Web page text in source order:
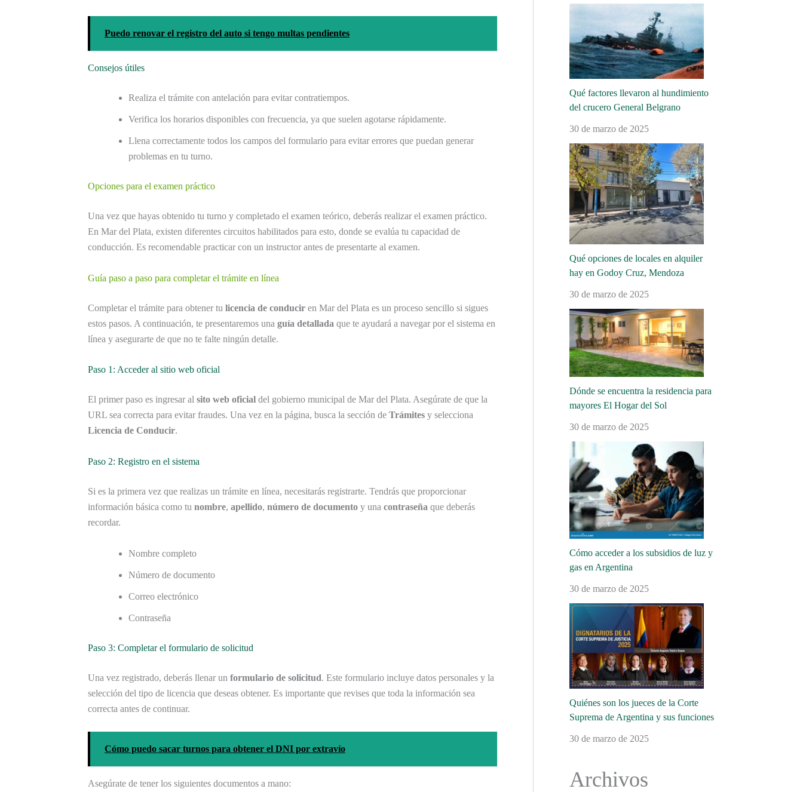
Puedo renovar el registro del auto si tengo multas pendientes
Consejos útiles
Realiza el trámite con antelación para evitar contratiempos.
Verifica los horarios disponibles con frecuencia, ya que suelen agotarse rápidamente.
Llena correctamente todos los campos del formulario para evitar errores que puedan generar
problemas en tu turno.
Opciones para el examen práctico
Una vez que hayas obtenido tu turno y completado el examen teórico, deberás realizar el examen práctico.
En Mar del Plata, existen diferentes circuitos habilitados para esto, donde se evalúa tu capacidad de
conducción. Es recomendable practicar con un instructor antes de presentarte al examen.
Guía paso a paso para completar el trámite en línea
Completar el trámite para obtener tu licencia de conducir en Mar del Plata es un proceso sencillo si sigues
estos pasos. A continuación, te presentaremos una guía detallada que te ayudará a navegar por el sistema en
línea y asegurarte de que no te falte ningún detalle.
Paso 1: Acceder al sitio web oficial
El primer paso es ingresar al sito web oficial del gobierno municipal de Mar del Plata. Asegúrate de que la
URL sea correcta para evitar fraudes. Una vez en la página, busca la sección de Trámites y selecciona
Licencia de Conducir.
Paso 2: Registro en el sistema
Si es la primera vez que realizas un trámite en línea, necesitarás registrarte. Tendrás que proporcionar
información básica como tu nombre, apellido, número de documento y una contraseña que deberás
recordar.
Nombre completo
Número de documento
Correo electrónico
Contraseña
Paso 3: Completar el formulario de solicitud
Una vez registrado, deberás llenar un formulario de solicitud. Este formulario incluye datos personales y la
selección del tipo de licencia que deseas obtener. Es importante que revises que toda la información sea
correcta antes de continuar.
Cómo puedo sacar turnos para obtener el DNI por extravío
Asegúrate de tener los siguientes documentos a mano:
Qué factores llevaron al hundimiento
del crucero General Belgrano
30 de marzo de 2025
Qué opciones de locales en alquiler
hay en Godoy Cruz, Mendoza
30 de marzo de 2025
Dónde se encuentra la residencia para
mayores El Hogar del Sol
30 de marzo de 2025
Cómo acceder a los subsidios de luz y
gas en Argentina
30 de marzo de 2025
Quiénes son los jueces de la Corte
Suprema de Argentina y sus funciones
30 de marzo de 2025
Archivos